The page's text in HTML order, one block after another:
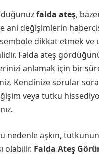
falda ateş,
ani değişimlerin
dikkat etmek ve
Falda ateş
anlamak için bir
Kendinize sorular
veya tutku
nedenle aşkın, tutkunun
olabilir. Falda Ateş